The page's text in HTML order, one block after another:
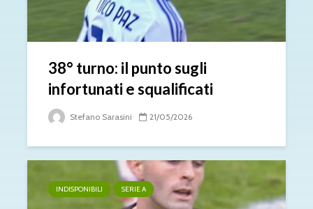
38° turno: il punto sugli
infortunati e squalificati
Stefano Sarasini 21/05/2026
INDISPONIBILI SERIE A